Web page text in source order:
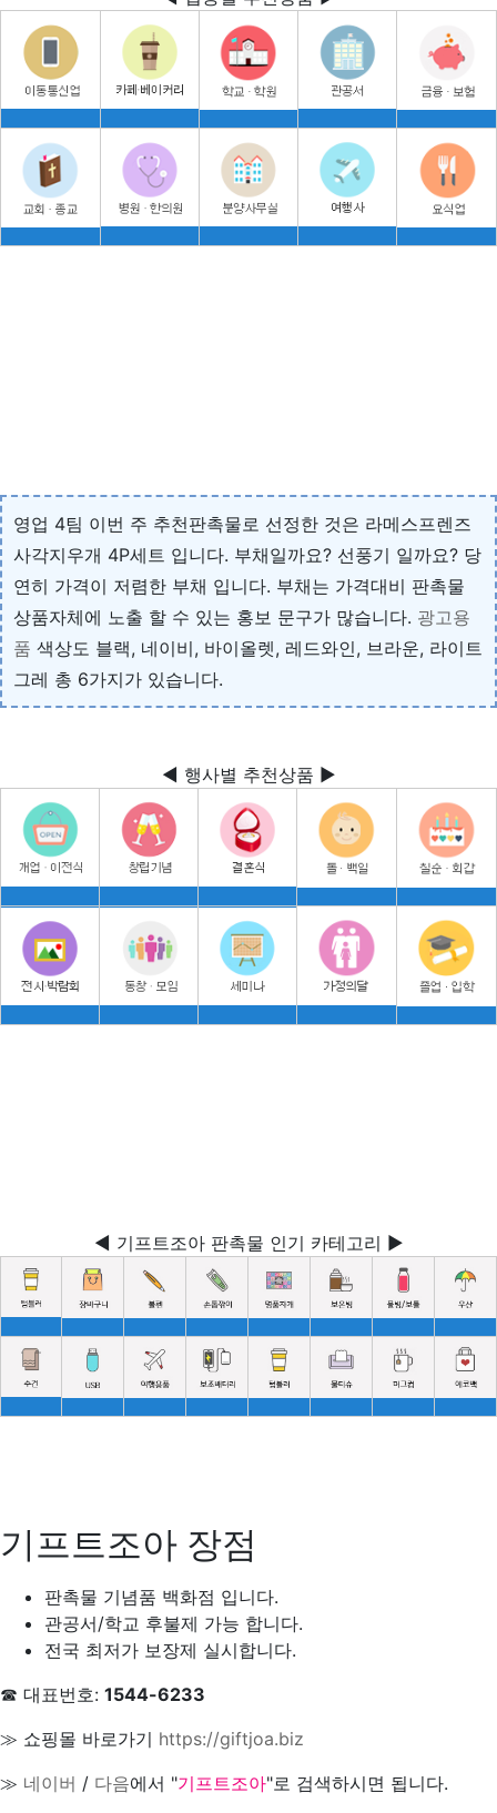
영업 4팀 이번 주 추천판촉물로 선정한 것은 라메스프렌즈
사각지우개 4P세트 입니다. 부채일까요? 선풍기 일까요? 당
연히 가격이 저렴한 부채 입니다. 부채는 가격대비 판촉물
상품자체에 노출 할 수 있는 홍보 문구가 많습니다. 광고용
품 색상도 블랙, 네이비, 바이올렛, 레드와인, 브라운, 라이트
그레 총 6가지가 있습니다.
◀ 행사별 추천상품 ▶
◀ 기프트조아 판촉물 인기 카테고리 ▶
기프트조아 장점
판촉물 기념품 백화점 입니다.
관공서/학교 후불제 가능 합니다.
전국 최저가 보장제 실시합니다.
☎ 대표번호: 1544-6233
≫ 쇼핑몰 바로가기 https://giftjoa.biz
≫ 네이버 / 다음에서 "기프트조아"로 검색하시면 됩니다.